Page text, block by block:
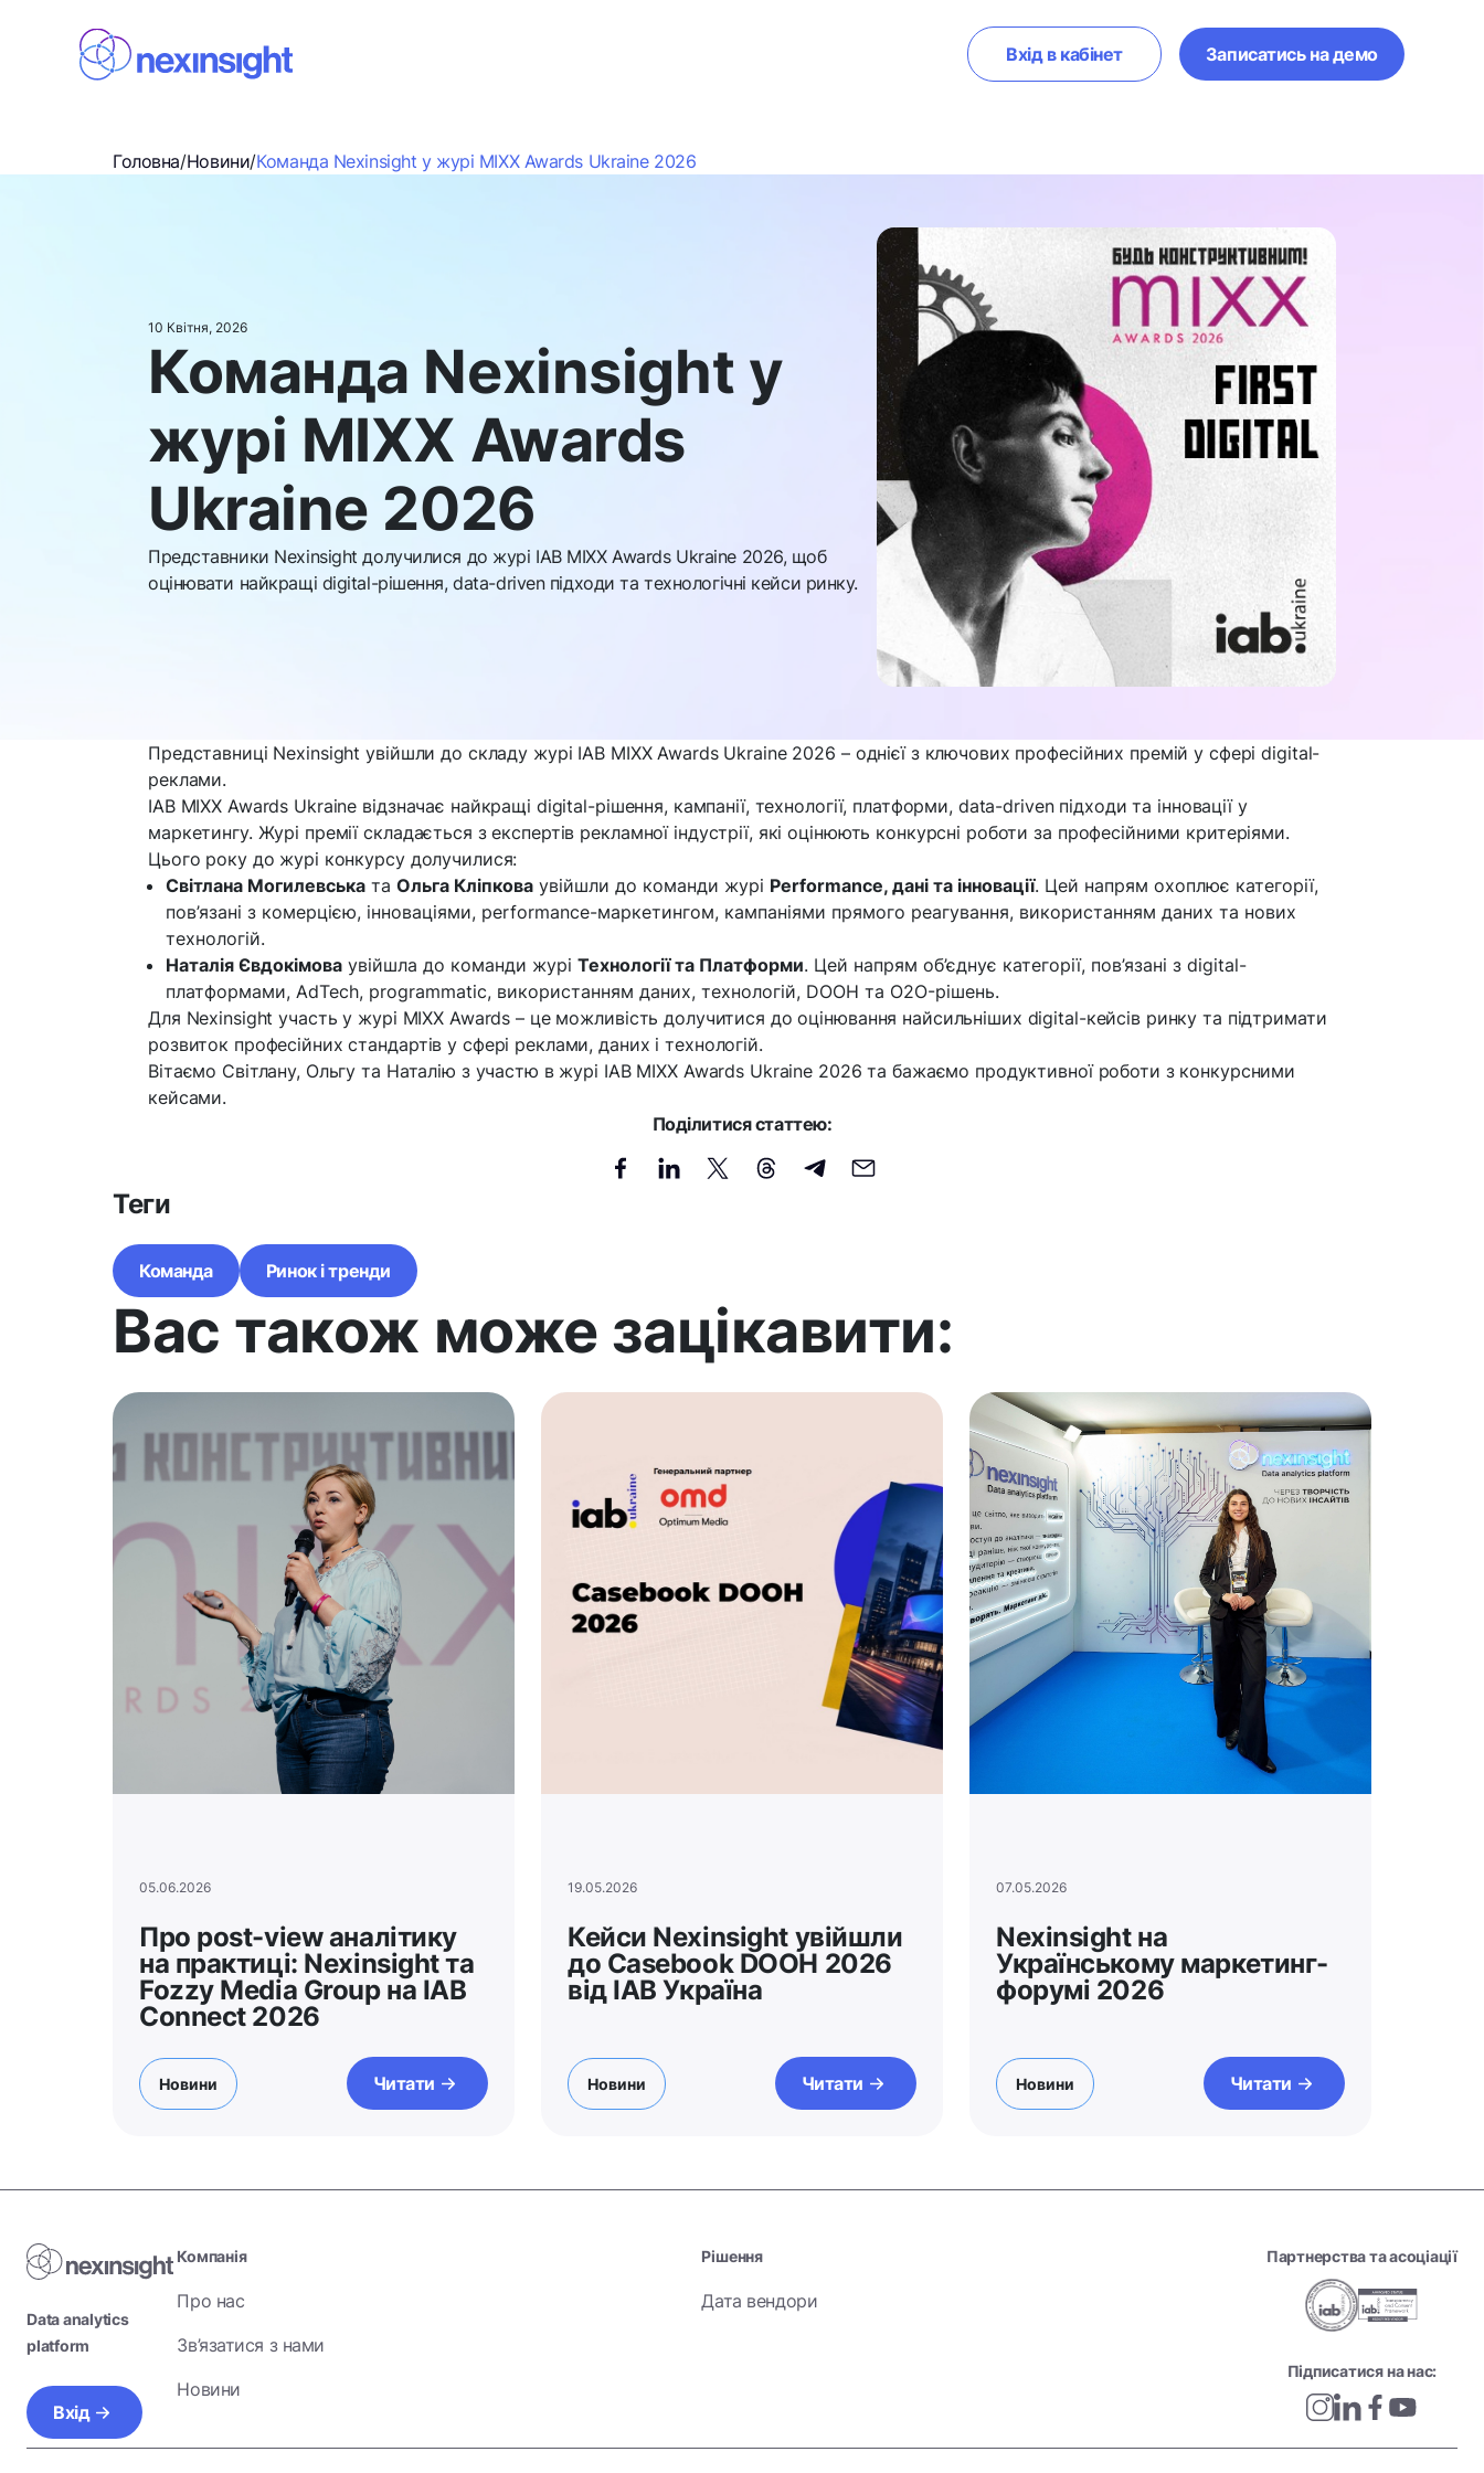
Вхід в кабінет Записатись на демо
Головна/Новини/Команда Nexinsight у журі MIXX Awards Ukraine 2026
10 Квітня, 2026
Команда Nexinsight у
журі MIXX Awards
Ukraine 2026
Представники Nexinsight долучилися до журі IAB MIXX Awards Ukraine 2026, щоб
оцінювати найкращі digital-рішення, data-driven підходи та технологічні кейси ринку.
Представниці Nexinsight увійшли до складу журі IAB MIXX Awards Ukraine 2026 – однієї з ключових професійних премій у сфері digital-
реклами.
IAB MIXX Awards Ukraine відзначає найкращі digital-рішення, кампанії, технології, платформи, data-driven підходи та інновації у
маркетингу. Журі премії складається з експертів рекламної індустрії, які оцінюють конкурсні роботи за професійними критеріями.
Цього року до журі конкурсу долучилися:
Світлана Могилевська та Ольга Кліпкова увійшли до команди журі Performance, дані та інновації. Цей напрям охоплює категорії,
пов’язані з комерцією, інноваціями, performance-маркетингом, кампаніями прямого реагування, використанням даних та нових
технологій.
Наталія Євдокімова увійшла до команди журі Технології та Платформи. Цей напрям об’єднує категорії, пов’язані з digital-
платформами, AdTech, programmatic, використанням даних, технологій, DOOH та O2O-рішень.
Для Nexinsight участь у журі MIXX Awards – це можливість долучитися до оцінювання найсильніших digital-кейсів ринку та підтримати
розвиток професійних стандартів у сфері реклами, даних і технологій.
Вітаємо Світлану, Ольгу та Наталію з участю в журі IAB MIXX Awards Ukraine 2026 та бажаємо продуктивної роботи з конкурсними
кейсами.
Поділитися статтею:
Теги
Команда Ринок і тренди
Вас також може зацікавити:
05.06.2026
Про post-view аналітику
на практиці: Nexinsight та
Fozzy Media Group на IAB
Connect 2026
Новини Читати
19.05.2026
Кейси Nexinsight увійшли
до Casebook DOOH 2026
від IAB Україна
Новини Читати
07.05.2026
Nexinsight на
Українському маркетинг-
форумі 2026
Новини Читати
Data analytics
platform
Вхід
Компанія
Про нас
Зв’язатися з нами
Новини
Рішення
Дата вендори
Партнерства та асоціації
Підписатися на нас: